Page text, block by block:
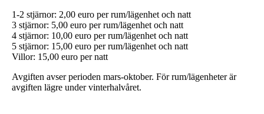
1-2 stjärnor: 2,00 euro per rum/lägenhet och natt
3 stjärnor: 5,00 euro per rum/lägenhet och natt
4 stjärnor: 10,00 euro per rum/lägenhet och natt
5 stjärnor: 15,00 euro per rum/lägenhet och natt
Villor: 15,00 euro per natt
Avgiften avser perioden mars-oktober. För rum/lägenheter är
avgiften lägre under vinterhalvåret.